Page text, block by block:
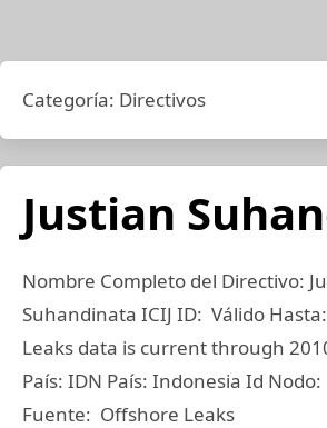
Categoría: Directivos
Justian
Nombre Completo del Directivo:
Suhandinata ICIJ ID: Válido
Leaks data is current through
País: IDN País: Indonesia Id
Fuente: Offshore Leaks